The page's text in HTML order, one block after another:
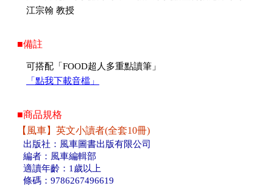
江宗翰 教授
■備註
可搭配「FOOD超人多重點讀筆」
「點我下載音檔」
■商品規格
【風車】英文小讀者(全套10冊)
出版社：風車圖書出版有限公司
編者：風車編輯部
適讀年齡：1歲以上
條碼：9786267496619